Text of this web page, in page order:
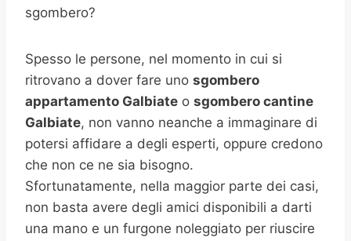
sgombero?
Spesso le persone, nel momento in cui si
ritrovano a dover fare uno sgombero
appartamento Galbiate o sgombero cantine
Galbiate, non vanno neanche a immaginare di
potersi affidare a degli esperti, oppure credono
che non ce ne sia bisogno.
Sfortunatamente, nella maggior parte dei casi,
non basta avere degli amici disponibili a darti
una mano e un furgone noleggiato per riuscire